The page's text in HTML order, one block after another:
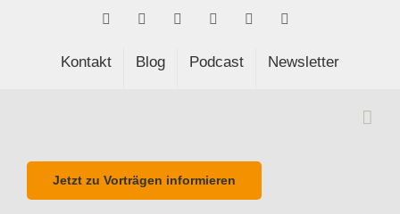
FacebookLinkedIn Spotify
Kontakt Blog Podcast Newsletter
Jetzt zu Vorträgen informieren